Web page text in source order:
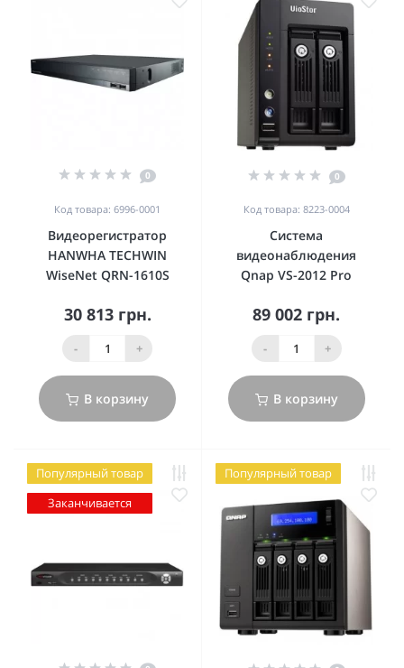
0
Код товара: 6996-0001
Видеорегистратор
HANWHA TECHWIN
WiseNet QRN-1610S
30 813 грн.
- +
В корзину
0
Код товара: 8223-0004
Система
видеонаблюдения
Qnap VS-2012 Pro
89 002 грн.
- +
В корзину
Популярный товар
Заканчивается
Популярный товар